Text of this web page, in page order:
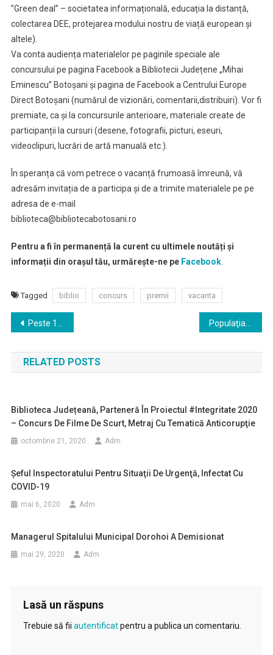
”Green deal” – societatea informațională, educația la distanță,
colectarea DEE, protejarea modului nostru de viață european și
altele).
Va conta audiența materialelor pe paginile speciale ale
concursului pe pagina Facebook a Bibliotecii Județene „Mihai
Eminescu” Botoșani și pagina de Facebook a Centrului Europe
Direct Botoșani (numărul de vizionări, comentarii,distribuiri). Vor fi
premiate, ca și la concursurile anterioare, materiale create de
participanții la cursuri (desene, fotografii, picturi, eseuri,
videoclipuri, lucrări de artă manuală etc.).
În speranța că vom petrece o vacanță frumoasă îmreună, vă
adresăm invitația de a participa și de a trimite materialele pe pe
adresa de e-mail
biblioteca@bibliotecabotosani.ro
Pentru a fi în permanență la curent cu ultimele noutăți și
informații din orașul tău, urmărește-ne pe Facebook.
Tagged biblio concurs premii vacanta
Navigare
în
articole
Peste 150 de persoane au ajuns la spital după ce au fost muşcate de căpuşe
RELATED POSTS
Biblioteca Județeană, Parteneră În Proiectul #Integritate 2020
– Concurs De Filme De Scurt, Metraj Cu Tematică Anticorupţie
octombrie 21, 2020 Adm
Şeful Inspectoratului Pentru Situaţii De Urgenţă, Infectat Cu
COVID-19
mai 6, 2020 Adm
Managerul Spitalului Municipal Dorohoi A Demisionat
mai 29, 2020 Adm
Lasă un răspuns
Trebuie să fii autentificatpentru a publica un comentariu.